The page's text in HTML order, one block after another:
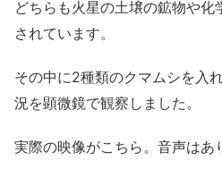
どちらも火星の土壌の鉱物や
されています。
その中に2種類のクマムシを入
況を顕微鏡で観察しました。
実際の映像がこちら。音声はあ